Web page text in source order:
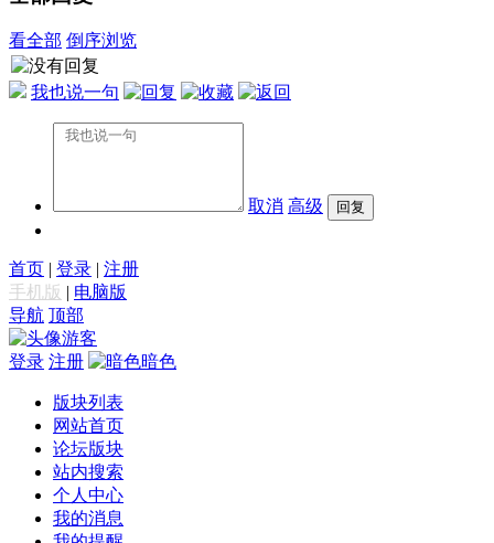
看全部 倒序浏览
我也说一句
取消 高级
首页 | 登录 | 注册
手机版 | 电脑版
导航 顶部
游客
登录 注册 暗色
版块列表
网站首页
论坛版块
站内搜索
个人中心
我的消息